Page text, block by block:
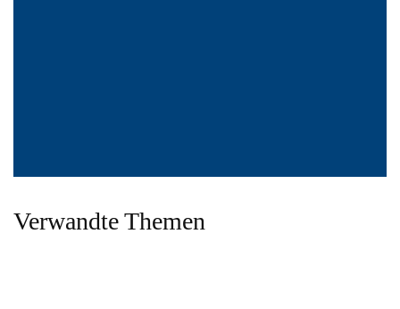
Verwandte Themen